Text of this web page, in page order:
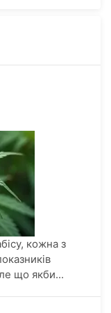
кожна з
що якби...